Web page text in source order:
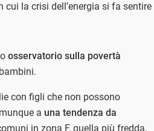
cui la crisi dell’energia si fa sentire
osservatorio sulla povertà
con figli che non possono
a una tendenza da
in zona F, quella più fredda,